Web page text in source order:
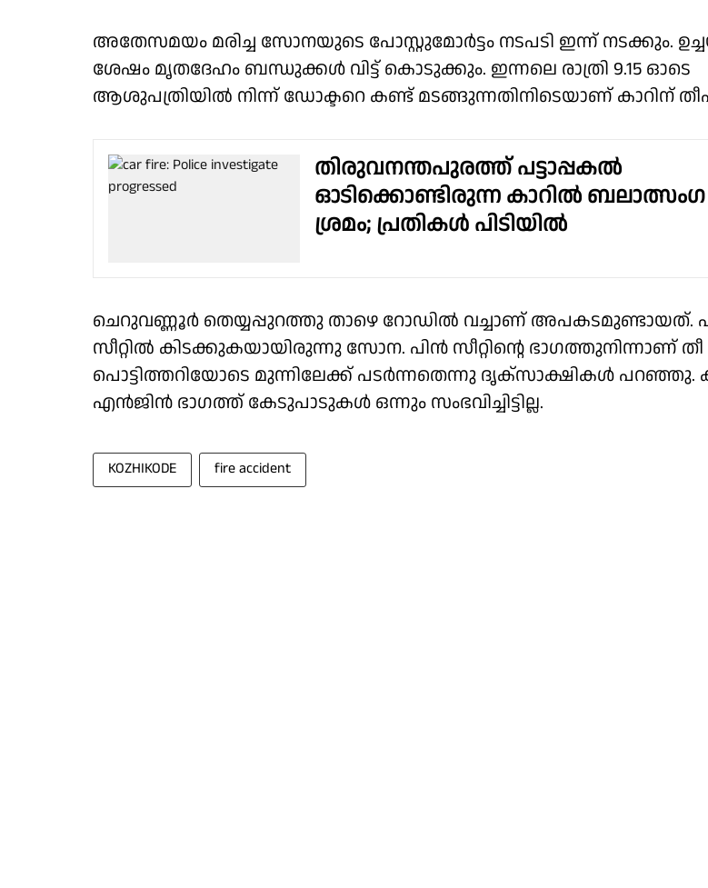
അതേസമയം മരിച്ച സോനയുടെ പോസ്റ്റുമോർട്ടം നടപടി ഇന്ന് നടക്കും.
ശേഷം മൃതദേഹം ബന്ധുക്കൾ വിട്ട് കൊടുക്കും. ഇന്നലെ രാത്രി 9.15 ഓടെ
ആശുപത്രിയിൽ നിന്ന് ഡോക്ടറെ കണ്ട് മടങ്ങുന്നതിനിടെയാണ് കാറിന്
തിരുവനന്തപുരത്ത് പട്ടാപ്പകൽ
ഓടിക്കൊണ്ടിരുന്ന കാറിൽ ബലാത്സംഗ
ശ്രമം; പ്രതികൾ പിടിയിൽ
ചെറുവണ്ണൂർ തെയ്യപ്പുറത്തു താഴെ റോഡിൽ വച്ചാണ് അപകടമുണ്ടായത്.
സീറ്റിൽ കിടക്കുകയായിരുന്നു സോന. പിൻ സീറ്റിൻ്റെ ഭാഗത്തുനിന്നാണ് തീ
പൊട്ടിത്തറിയോടെ മുന്നിലേക്ക് പടർന്നതെന്നു ദൃക്സാക്ഷികൾ പറഞ്ഞു.
എൻജിൻ ഭാഗത്ത് കേടുപാടുകൾ ഒന്നും സംഭവിച്ചിട്ടില്ല.
KOZHIKODE fire accident